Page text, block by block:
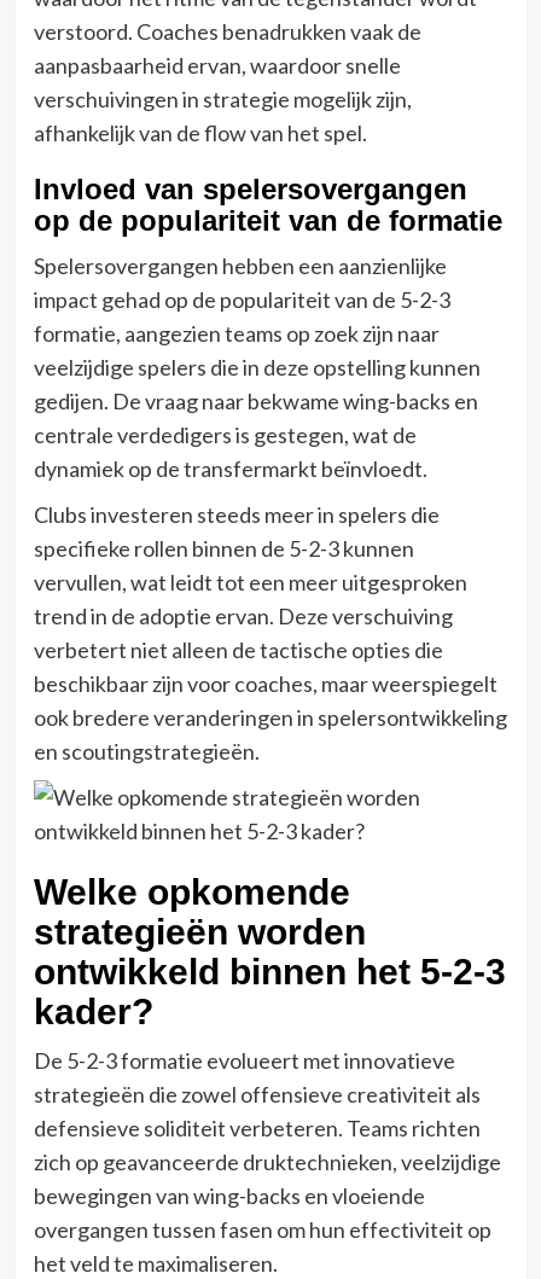
verstoord. Coaches benadrukken vaak de
aanpasbaarheid ervan, waardoor snelle
verschuivingen in strategie mogelijk zijn,
afhankelijk van de flow van het spel.
Invloed van spelersovergangen
op de populariteit van de formatie
Spelersovergangen hebben een aanzienlijke
impact gehad op de populariteit van de 5-2-3
formatie, aangezien teams op zoek zijn naar
veelzijdige spelers die in deze opstelling kunnen
gedijen. De vraag naar bekwame wing-backs en
centrale verdedigers is gestegen, wat de
dynamiek op de transfermarkt beïnvloedt.
Clubs investeren steeds meer in spelers die
specifieke rollen binnen de 5-2-3 kunnen
vervullen, wat leidt tot een meer uitgesproken
trend in de adoptie ervan. Deze verschuiving
verbetert niet alleen de tactische opties die
beschikbaar zijn voor coaches, maar weerspiegelt
ook bredere veranderingen in spelersontwikkeling
en scoutingstrategieën.
Welke opkomende
strategieën worden
ontwikkeld binnen het 5-2-3
kader?
De 5-2-3 formatie evolueert met innovatieve
strategieën die zowel offensieve creativiteit als
defensieve soliditeit verbeteren. Teams richten
zich op geavanceerde druktechnieken, veelzijdige
bewegingen van wing-backs en vloeiende
overgangen tussen fasen om hun effectiviteit op
het veld te maximaliseren.